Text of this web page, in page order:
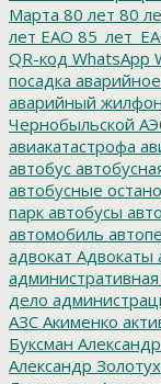
Марта 80 лет 80
лет ЕАО
QR-код WhatsApp
посадка
аварийный
Чернобыльской
авиакатастрофа
автобус
автобусные
парк автобусы
автомобиль
адвокат Адвокаты
дело
АЗС Акименко
Буксман
Александр